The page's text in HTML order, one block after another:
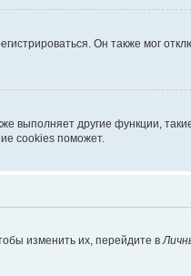
Он также мог
другие функции,
cookies поможет.
изменить их, перейдите в